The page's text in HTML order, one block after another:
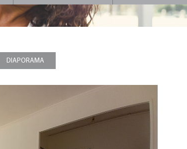
DIAPORAMA